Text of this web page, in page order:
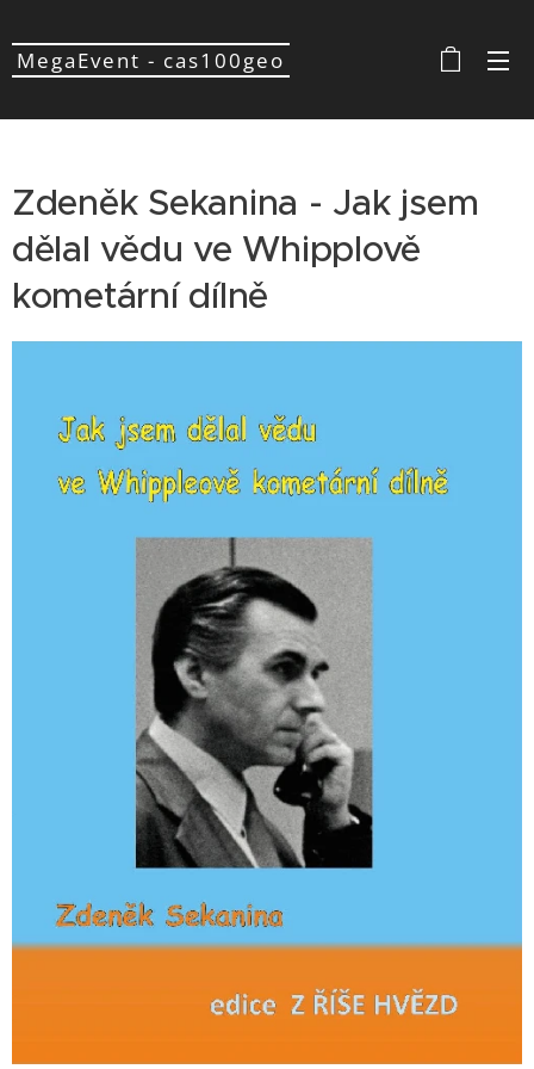
MegaEvent - cas100geo
Zdeněk Sekanina - Jak jsem
dělal vědu ve Whipplově
kometární dílně